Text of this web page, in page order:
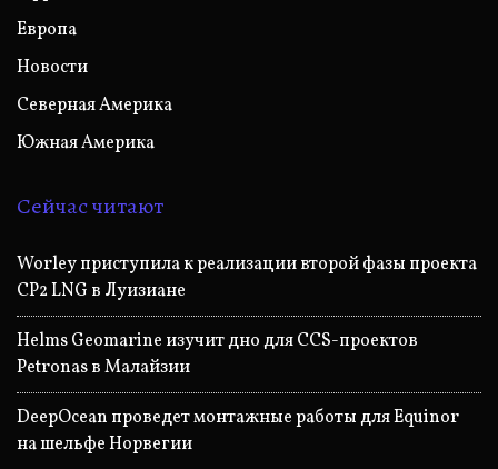
Европа
Новости
Северная Америка
Южная Америка
Сейчас читают
Worley приступила к реализации второй фазы проекта
CP2 LNG в Луизиане
Helms Geomarine изучит дно для CCS-проектов
Petronas в Малайзии
DeepOcean проведет монтажные работы для Equinor
на шельфе Норвегии